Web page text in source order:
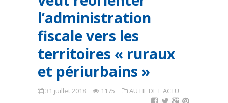
l’administration
fiscale vers les
territoires « ruraux
et périurbains »
31 juillet 2018 1175 AU FIL DE L'ACTU